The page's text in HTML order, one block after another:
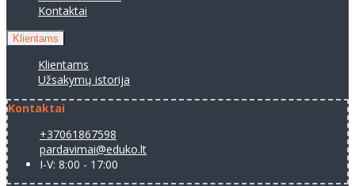
Kontaktai
Klientams
Klientams
Užsakymų istorija
Kontaktai
+37061867598
pardavimai@eduko.lt
I-V: 8:00 - 17:00